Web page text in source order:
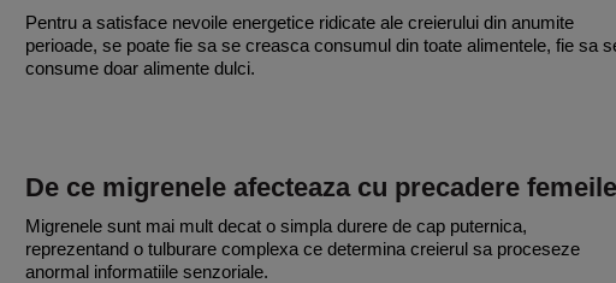
Pentru a satisface nevoile energetice ridicate ale creierului din anumite
perioade, se poate fie sa se creasca consumul din toate alimentele, fie sa
consume doar alimente dulci.
De ce migrenele afecteaza cu precadere
Migrenele sunt mai mult decat o simpla durere de cap puternica,
reprezentand o tulburare complexa ce determina creierul sa proceseze
anormal informatiile senzoriale.